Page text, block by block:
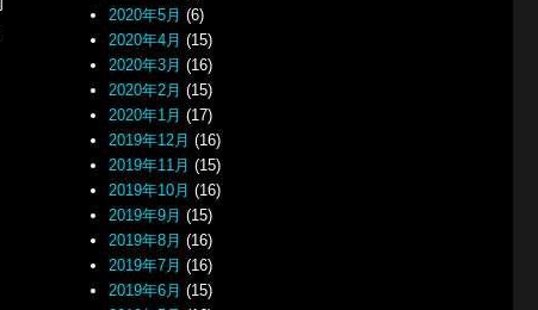
2020年5月 (6)
2020年4月 (15)
2020年3月 (16)
2020年2月 (15)
2020年1月 (17)
2019年12月 (16)
2019年11月 (15)
2019年10月 (16)
2019年9月 (15)
2019年8月 (16)
2019年7月 (16)
2019年6月 (15)